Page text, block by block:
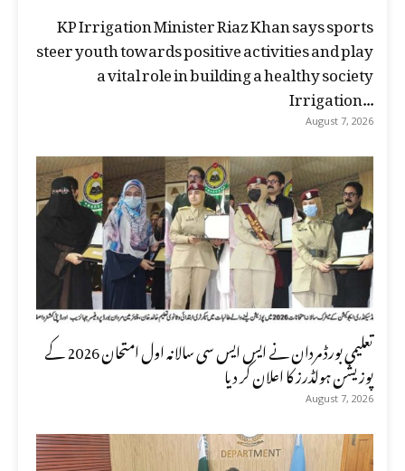
KP Irrigation Minister Riaz Khan says sports
steer youth towards positive activities and play
a vital role in building a healthy society
Irrigation...
August 7, 2026
تعلیمی بورڈ مردان نے ایس ایس سی سالانہ اول امتحان 2026 کے
پوزیشن ہولڈرز کا اعلان کر دیا
August 7, 2026